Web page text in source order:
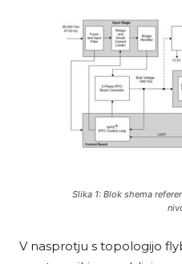
Slika 1: Blok shema
V nasprotju s topologijo